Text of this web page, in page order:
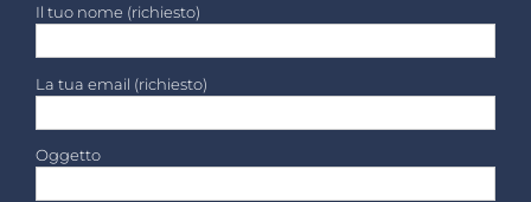
Il tuo nome (richiesto)
La tua email (richiesto)
Oggetto